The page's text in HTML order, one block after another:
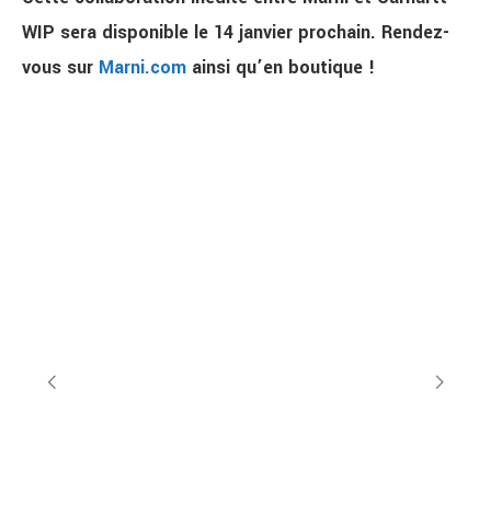
WIP sera disponible le 14 janvier prochain. Rendez-
vous sur Marni.com ainsi qu’en boutique !